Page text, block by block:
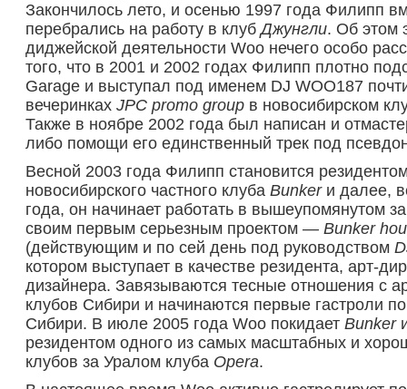
Закончилось лето, и осенью 1997 года Филипп
перебрались на работу в клубДжунгли. Об этом
диджейской деятельности Woo нечего особо
того, что в 2001 и 2002 годах Филипп плотно
Garage и выступал под именем DJ WOO187
вечеринках JPC promo group в новосибирском
Также в ноябре 2002 года был написан и
либо помощи его единственный трек под
Весной 2003 года Филипп становится
новосибирского частного клуба Bunkerи далее,
года, он начинает работать в вышеупомянутом
своим первым серьезным проектом — Bunker
(действующим и по сей день под руководством
котором выступает в качестве резидента, арт-
дизайнера. Завязываются тесные отношения с
клубов Сибири и начинаются первые гастроли
Сибири. В июле 2005 года Woo покидает Bunker
резидентом одного из самых масштабных и
клубов за Уралом клуба Opera.